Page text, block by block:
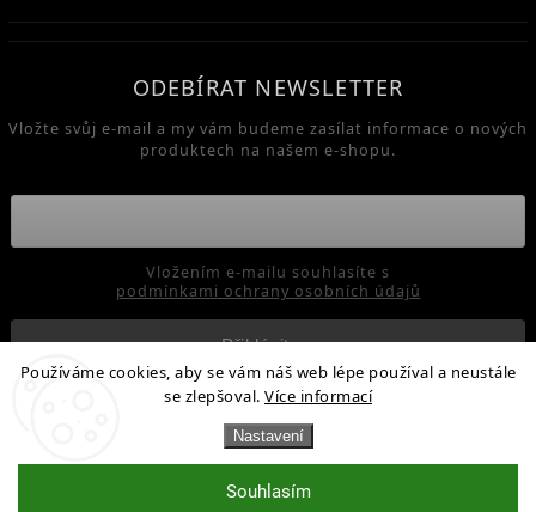
Používáme cookies, aby se vám náš web lépe používal a neustále
se zlepšoval. Více informací
Nastavení
Souhlasím
ODEBÍRAT NEWSLETTER
Vložte svůj e-mail a my vám budeme zasílat informace o nových
produktech na našem e-shopu.
podmínkami ochrany osobních údajů
Přihlásit se
Enzymy pro zdraví - Enzymel / Venzymel
Všechna práva vyhrazena.